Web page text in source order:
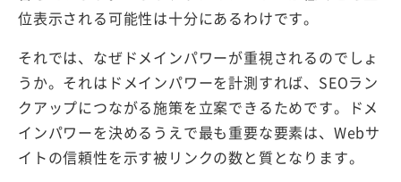
位表示される可能性は十分にあるわけです。
それでは、なぜドメインパワーが重視されるのでしょ
うか。それはドメインパワーを計測すれば、SEOラン
クアップにつながる施策を立案できるためです。ドメ
インパワーを決めるうえで最も重要な要素は、Webサ
イトの信頼性を示す被リンクの数と質となります。